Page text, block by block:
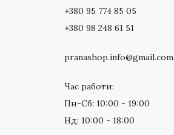
+380 95 774 85 05
+380 98 248 61 51
pranashop.info@gmail.com
Час работи:
Пн-Сб: 10:00 - 19:00
Нд: 10:00 - 18:00